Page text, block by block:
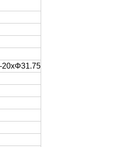
20xΦ31.75